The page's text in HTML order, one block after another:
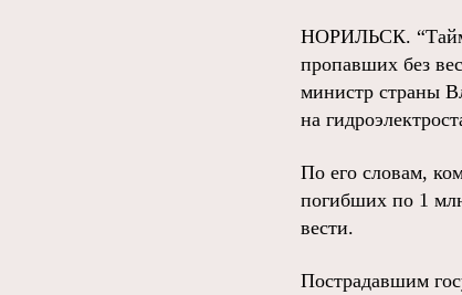
НОРИЛЬСК.
пропавших без
министр страны
на
По его словам,
погибших по 1
вести.
Пострадавшим